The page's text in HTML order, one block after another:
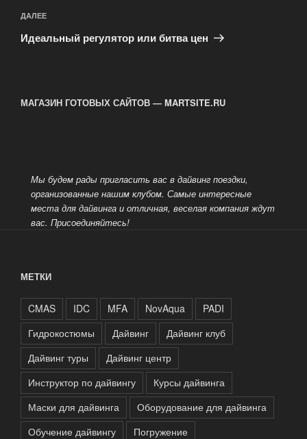
Следующая
запись
ДАЛЕЕ
Идеальный регулятор или битва цен
МАГАЗИН ГОТОВЫХ САЙТОВ — MARTSITE.RU
Мы будем рады пригласить вас в дайвинг поездки,
организованные нашим клубом. Самые интересные
места для дайвинга и отличная, веселая компания ждут
вас. Присоединяйтесь!
МЕТКИ
CMAS IDC MFA NovAqua
PADI
Гидрокостюмы
Дайвинг
Дайвинг клуб
Дайвинг туры
Дайвинг центр
Инструктор по дайвингу
Курсы дайвинга
Маски для дайвинга
Оборудование для дайвинга
Обучение дайвингу
Погружение